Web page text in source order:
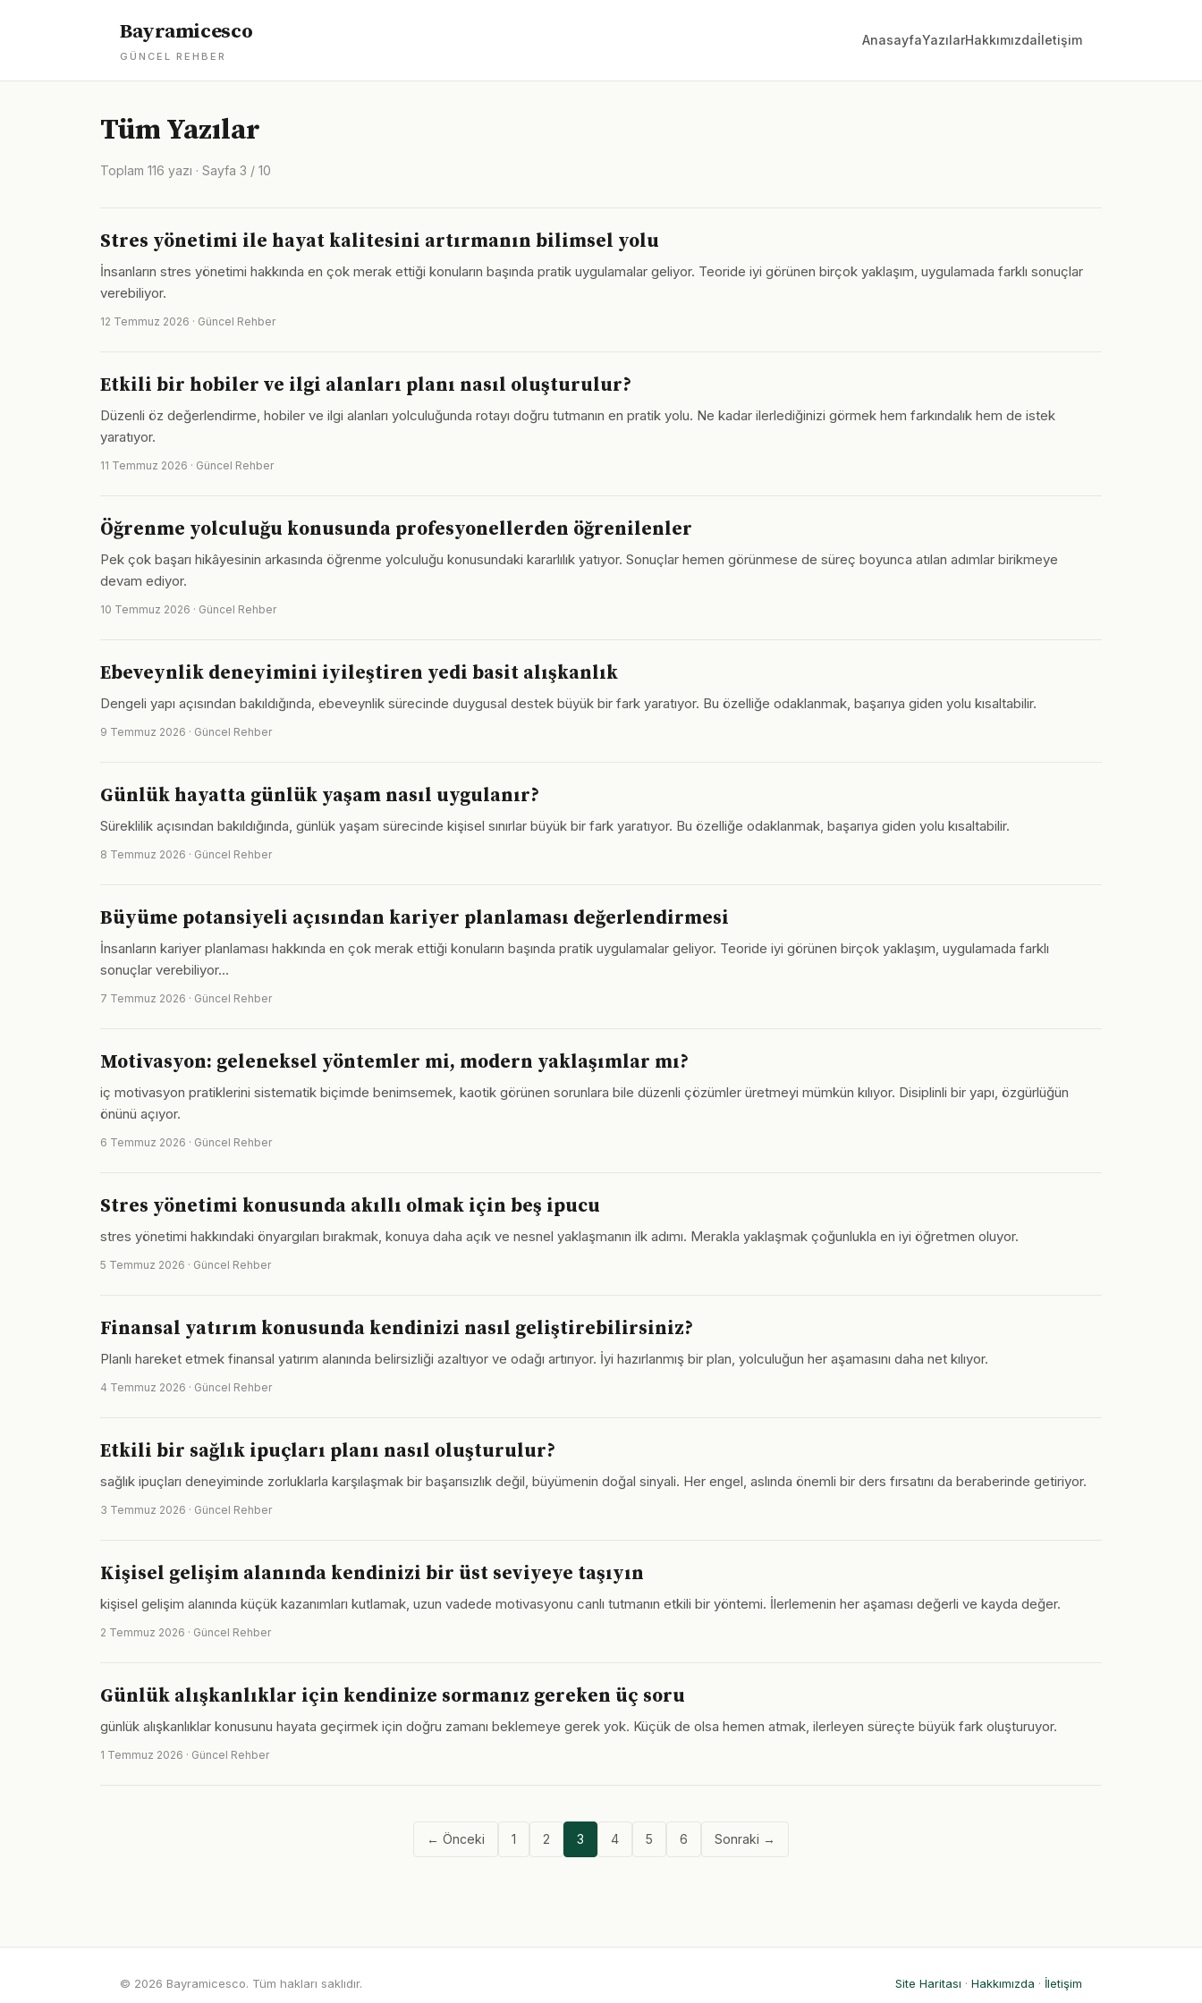
Bayramicesco
GÜNCEL REHBER
AnasayfaYazılarHakkımızdaİletişim
Tüm Yazılar
Toplam 116 yazı · Sayfa 3 / 10
Stres yönetimi ile hayat kalitesini artırmanın bilimsel yolu
İnsanların stres yönetimi hakkında en çok merak ettiği konuların başında pratik uygulamalar geliyor. Teoride iyi görünen birçok yaklaşım, uygulamada farklı sonuçlar
verebiliyor.
12 Temmuz 2026 · Güncel Rehber
Etkili bir hobiler ve ilgi alanları planı nasıl oluşturulur?
Düzenli öz değerlendirme, hobiler ve ilgi alanları yolculuğunda rotayı doğru tutmanın en pratik yolu. Ne kadar ilerlediğinizi görmek hem farkındalık hem de istek
yaratıyor.
11 Temmuz 2026 · Güncel Rehber
Öğrenme yolculuğu konusunda profesyonellerden öğrenilenler
Pek çok başarı hikâyesinin arkasında öğrenme yolculuğu konusundaki kararlılık yatıyor. Sonuçlar hemen görünmese de süreç boyunca atılan adımlar birikmeye
devam ediyor.
10 Temmuz 2026 · Güncel Rehber
Ebeveynlik deneyimini iyileştiren yedi basit alışkanlık
Dengeli yapı açısından bakıldığında, ebeveynlik sürecinde duygusal destek büyük bir fark yaratıyor. Bu özelliğe odaklanmak, başarıya giden yolu kısaltabilir.
9 Temmuz 2026 · Güncel Rehber
Günlük hayatta günlük yaşam nasıl uygulanır?
Süreklilik açısından bakıldığında, günlük yaşam sürecinde kişisel sınırlar büyük bir fark yaratıyor. Bu özelliğe odaklanmak, başarıya giden yolu kısaltabilir.
8 Temmuz 2026 · Güncel Rehber
Büyüme potansiyeli açısından kariyer planlaması değerlendirmesi
İnsanların kariyer planlaması hakkında en çok merak ettiği konuların başında pratik uygulamalar geliyor. Teoride iyi görünen birçok yaklaşım, uygulamada farklı
sonuçlar verebiliyor…
7 Temmuz 2026 · Güncel Rehber
Motivasyon: geleneksel yöntemler mi, modern yaklaşımlar mı?
iç motivasyon pratiklerini sistematik biçimde benimsemek, kaotik görünen sorunlara bile düzenli çözümler üretmeyi mümkün kılıyor. Disiplinli bir yapı, özgürlüğün
önünü açıyor.
6 Temmuz 2026 · Güncel Rehber
Stres yönetimi konusunda akıllı olmak için beş ipucu
stres yönetimi hakkındaki önyargıları bırakmak, konuya daha açık ve nesnel yaklaşmanın ilk adımı. Merakla yaklaşmak çoğunlukla en iyi öğretmen oluyor.
5 Temmuz 2026 · Güncel Rehber
Finansal yatırım konusunda kendinizi nasıl geliştirebilirsiniz?
Planlı hareket etmek finansal yatırım alanında belirsizliği azaltıyor ve odağı artırıyor. İyi hazırlanmış bir plan, yolculuğun her aşamasını daha net kılıyor.
4 Temmuz 2026 · Güncel Rehber
Etkili bir sağlık ipuçları planı nasıl oluşturulur?
sağlık ipuçları deneyiminde zorluklarla karşılaşmak bir başarısızlık değil, büyümenin doğal sinyali. Her engel, aslında önemli bir ders fırsatını da beraberinde getiriyor.
3 Temmuz 2026 · Güncel Rehber
Kişisel gelişim alanında kendinizi bir üst seviyeye taşıyın
kişisel gelişim alanında küçük kazanımları kutlamak, uzun vadede motivasyonu canlı tutmanın etkili bir yöntemi. İlerlemenin her aşaması değerli ve kayda değer.
2 Temmuz 2026 · Güncel Rehber
Günlük alışkanlıklar için kendinize sormanız gereken üç soru
günlük alışkanlıklar konusunu hayata geçirmek için doğru zamanı beklemeye gerek yok. Küçük de olsa hemen atmak, ilerleyen süreçte büyük fark oluşturuyor.
1 Temmuz 2026 · Güncel Rehber
← Önceki 1 2 3 4 5 6 Sonraki →
© 2026 Bayramicesco. Tüm hakları saklıdır. Site Haritası · Hakkımızda · İletişim